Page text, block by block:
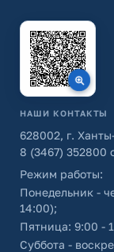
НАШИ КОНТАКТЫ
628002, г.
8 (3467) 352800
Режим работы:
Понедельник -
14:00);
Пятница: 9:00 -
Суббота -